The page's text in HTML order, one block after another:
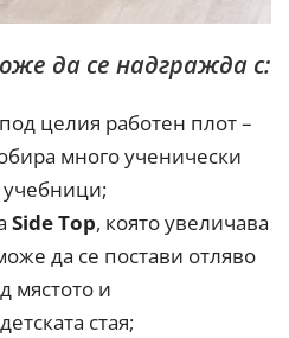
да се надгражда с:
целия работен плот –
много ученически
Side Top, която увеличава
да се постави отляво
мястото и
стая;